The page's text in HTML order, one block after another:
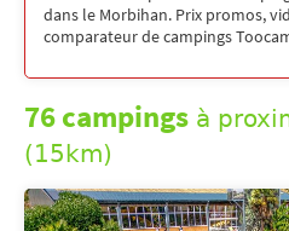
dans le Morbihan. Prix promos,
comparateur de campings
76 campings à
(15km)